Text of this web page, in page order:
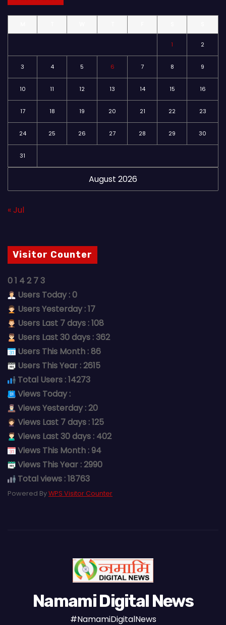
August 2026
1 2
3 4 5 6 7 8 9
10 11 12 13 14 15 16
17 18 19 20 21 22 23
24 25 26 27 28 29 30
31
« Jul
Visitor Counter
01 42 73
Users Today : 0
Users Yesterday : 17
Users Last 7 days : 108
Users Last 30 days : 362
Users This Month : 86
Users This Year : 2615
Total Users : 14273
Views Today :
Views Yesterday : 20
Views Last 7 days : 125
Views Last 30 days : 402
Views This Month : 94
Views This Year : 2990
Total views : 18763
Powered ByWPS Visitor Counter
Namami Digital News
#NamamiDigitalNews